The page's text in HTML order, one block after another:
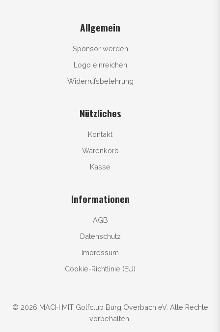
Allgemein
Sponsor werden
Logo einreichen
Widerrufsbelehrung
Nützliches
Kontakt
Warenkorb
Kasse
Informationen
AGB
Datenschutz
Impressum
Cookie-Richtlinie (EU)
© 2026 MACH MIT Golfclub Burg Overbach eV. Alle Rechte
vorbehalten.